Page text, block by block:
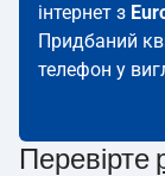
інтернет з
Придбаний
телефон у
Перевірте